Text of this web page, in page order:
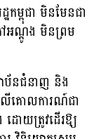
ម្ពុជា មិនមែនជា
ៅអណ្តូង មិនព្រម
ប័នជំនាញ និង
លើគោលការណ៍ជា
ោយត្រូវដើរឱ្យ